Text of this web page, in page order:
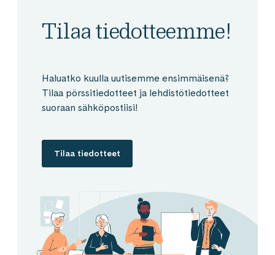
Tilaa tiedotteemme!
Haluatko kuulla uutisemme ensimmäisenä?
Tilaa pörssitiedotteet ja lehdistötiedotteet
suoraan sähköpostiisi!
Tilaa tiedotteet